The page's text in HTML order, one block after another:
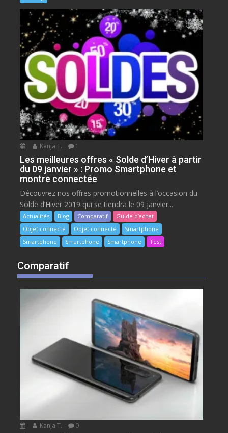
Kanja T. 1
Les meilleures offres « Solde d’Hiver à partir
du 09 janvier » : Promo Smartphone et
montre connectée
Découvrez nos offres promotionnelles à l’occasion du
Solde d’Hiver 2019 qui se tiendra le 09 janvier...
Actualités Blog Comparatif
Guide d’achat
Objet connecté
Objet connecté
Smartphone
Smartphone
Smartphone Smartphone Test
Comparatif
Kanja T. 0